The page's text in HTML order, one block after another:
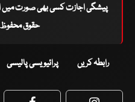
پیشگی اجازت کسی بھی صورت میں
حقوق محفوظ
رابطہ کریں پرائیویسی پالیسی